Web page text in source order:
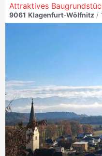
Attraktives
9061 Klagenfurt-Wölfnitz /